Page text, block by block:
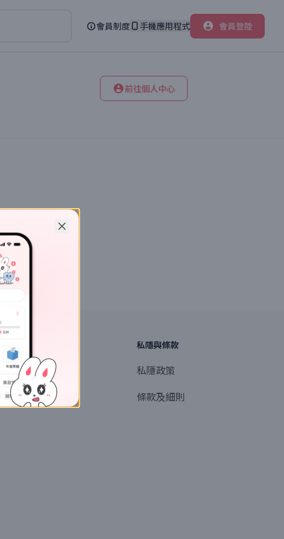
會員制度 手機應用程式 會員登陸
前往個人中心
探索
商業或媒體聯絡
產品提名
私隱與條款
私隱政策
條款及細則